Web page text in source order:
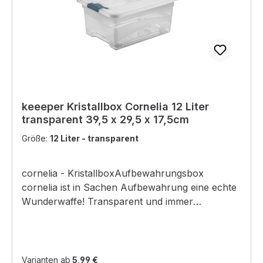
keeeper Kristallbox Cornelia 12 Liter
transparent 39,5 x 29,5 x 17,5cm
Größe: 12 Liter - transparent
cornelia - KristallboxAufbewahrungsbox
cornelia ist in Sachen Aufbewahrung eine echte
Wunderwaffe! Transparent und immer
die Boxen rutschsicher aufeinander
Varianten ab 5,99 €